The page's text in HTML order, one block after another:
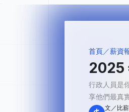
首頁 薪資
2025
行政人員是
享他們最真
文／比